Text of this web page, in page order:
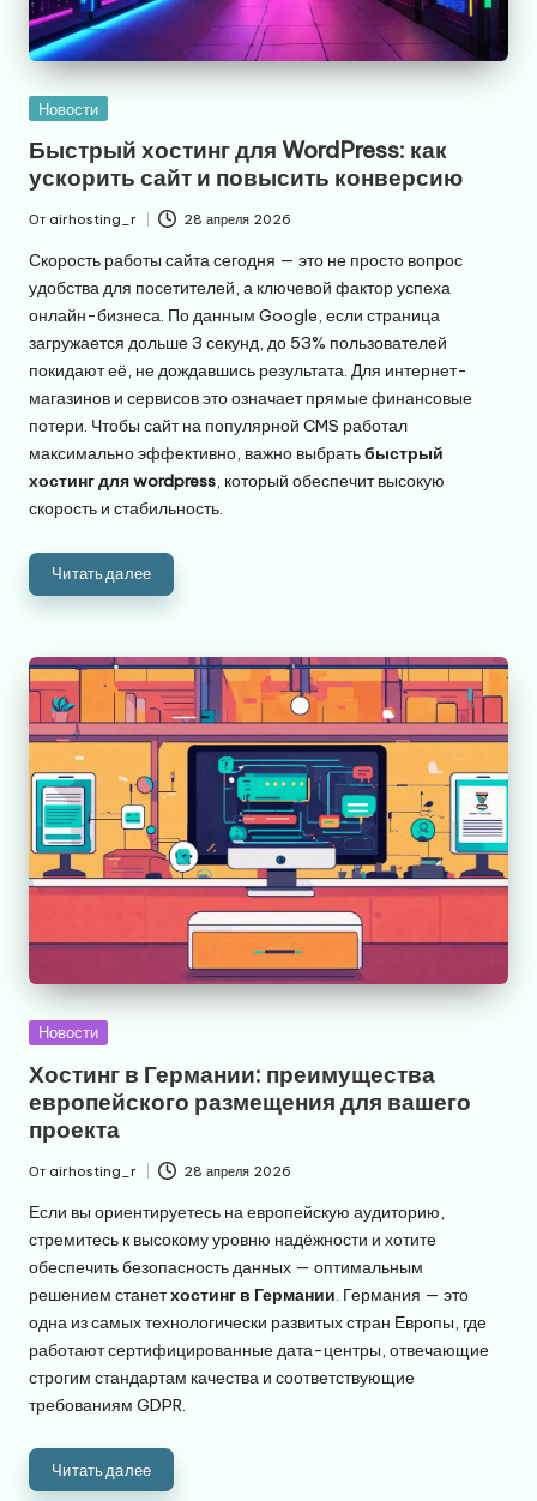
Опубликовано
Новости
Быстрый хостинг для WordPress: как
ускорить сайт и повысить конверсию
Запись
от
От airhosting_r 28 апреля 2026
Скорость работы сайта сегодня — это не просто вопрос
удобства для посетителей, а ключевой фактор успеха
онлайн-бизнеса. По данным Google, если страница
загружается дольше 3 секунд, до 53% пользователей
покидают её, не дождавшись результата. Для интернет-
магазинов и сервисов это означает прямые финансовые
потери. Чтобы сайт на популярной CMS работал
максимально эффективно, важно выбратьбыстрый
хостинг для wordpress, который обеспечит высокую
скорость и стабильность.
Читать далее
Опубликовано
Новости
Хостинг в Германии: преимущества
европейского размещения для вашего
проекта
Запись
от
От airhosting_r 28 апреля 2026
Если вы ориентируетесь на европейскую аудиторию,
стремитесь к высокому уровню надёжности и хотите
обеспечить безопасность данных — оптимальным
решением станетхостинг в Германии . Германия — это
одна из самых технологически развитых стран Европы, где
работают сертифицированные дата-центры, отвечающие
строгим стандартам качества и соответствующие
требованиям GDPR.
Читать далее